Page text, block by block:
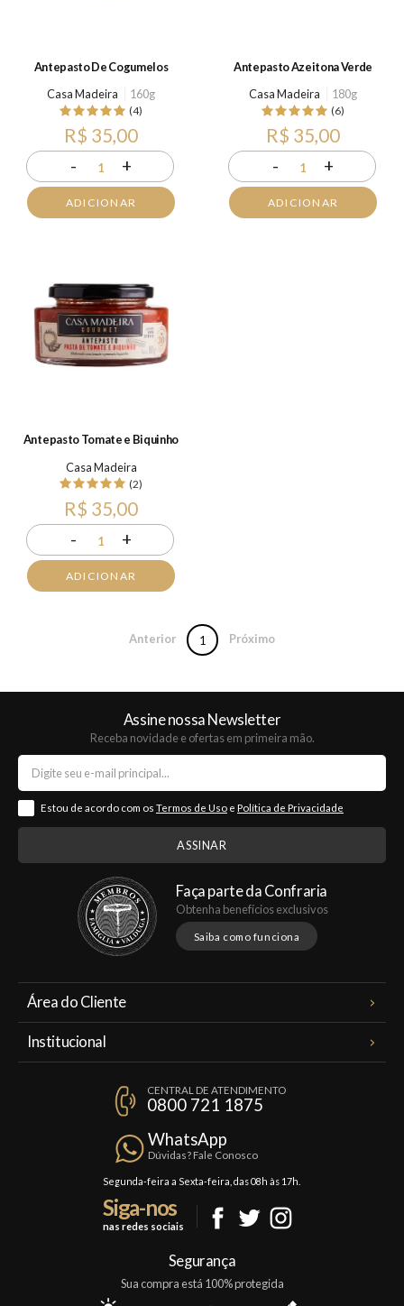
Antepasto De Cogumelos
Casa Madeira
160g
(4)
R$ 35,00
- 1 +
ADICIONAR
Antepasto Azeitona Verde
Casa Madeira
180g
(6)
R$ 35,00
- 1 +
ADICIONAR
Antepasto Tomate e Biquinho
Casa Madeira
(2)
R$ 35,00
- 1 +
ADICIONAR
Anterior 1 Próximo
Assine nossa Newsletter
Receba novidade e ofertas em primeira mão.
Estou de acordo com os Termos de Uso e Política de Privacidade
Faça parte da Confraria
Obtenha benefícios exclusivos
Saiba como funciona
Área do Cliente
Institucional
Política de Privacidade
Trocas e Devoluções
Formas de Pagamento
CENTRAL DE ATENDIMENTO
0800 721 1875
WhatsApp
Dúvidas? Fale Conosco
Segunda-feira a Sexta-feira, das 08h às 17h.
Siga-nos
nas redes sociais
Segurança
Sua compra está 100% protegida